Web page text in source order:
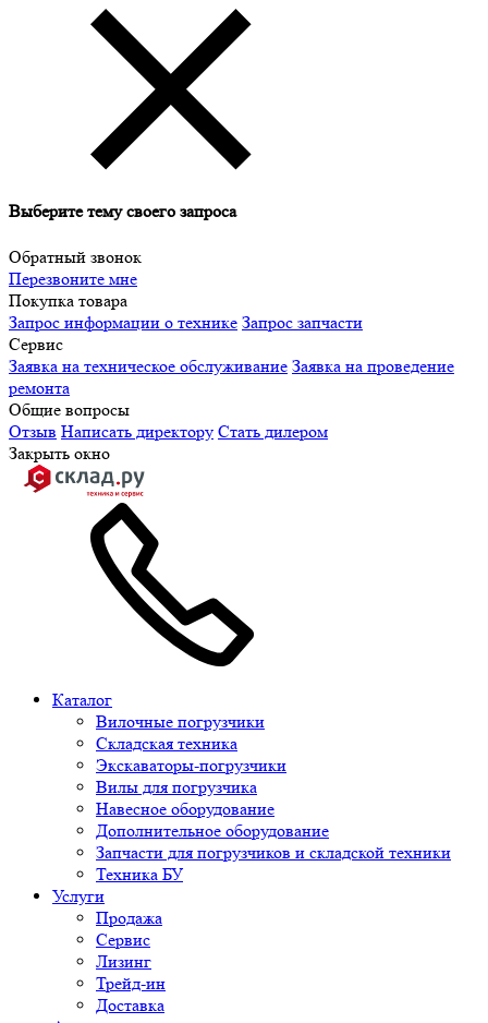
Выберите тему своего запроса
Обратный звонок
Перезвоните мне
Покупка товара
Запрос информации о технике Запрос запчасти
Сервис
Заявка на техническое обслуживание Заявка на проведение
ремонта
Общие вопросы
Отзыв Написать директору Стать дилером
Закрыть окно
Каталог
Вилочные погрузчики
Складская техника
Экскаваторы-погрузчики
Вилы для погрузчика
Навесное оборудование
Дополнительное оборудование
Запчасти для погрузчиков и складской техники
Техника БУ
Услуги
Продажа
Сервис
Лизинг
Трейд-ин
Доставка